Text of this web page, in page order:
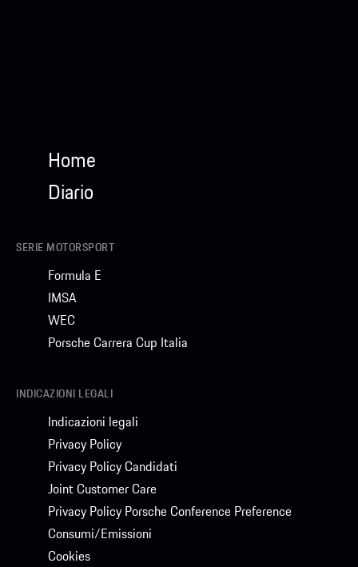
Home
Diario
SERIE MOTORSPORT
Formula E
IMSA
WEC
Porsche Carrera Cup Italia
INDICAZIONI LEGALI
Indicazioni legali
Privacy Policy
Privacy Policy Candidati
Joint Customer Care
Privacy Policy Porsche Conference Preference
Consumi/Emissioni
Cookies